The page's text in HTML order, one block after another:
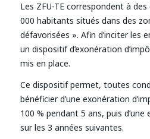
Les ZFU-TE correspondent à
000 habitants situés dans des
défavorisées ». Afin d’inciter les
un dispositif d’exonération
mis en place.
Ce dispositif permet, toutes
bénéficier d’une exonération
100 % pendant 5 ans, puis
sur les 3 années suivantes.